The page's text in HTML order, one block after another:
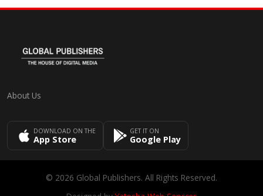
About Us
DOWNLOAD ON THE
App Store
GET IT ON
Google Play
© 2026 Global Publishers. All Rights Reserved.